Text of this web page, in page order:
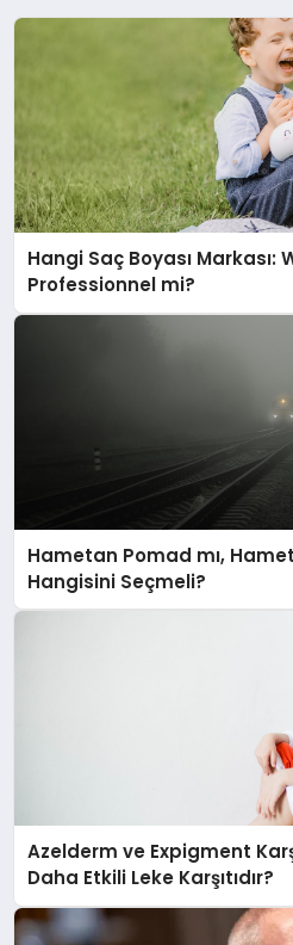
Hangi Saç Boyası Markası:
Professionnel mi?
Hametan Pomad mı,
Hangisini Seçmeli?
Azelderm ve Expigment
Daha Etkili Leke Karşıtıdır?